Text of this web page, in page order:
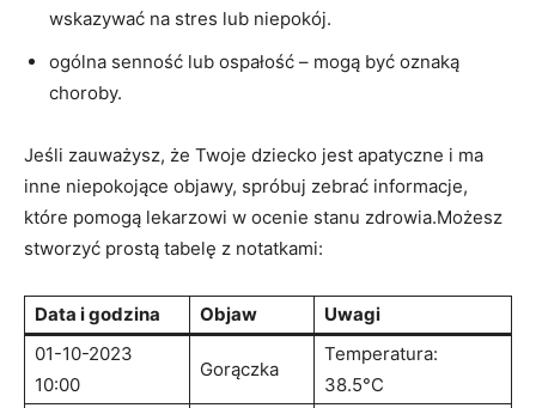
wskazywać na stres lub niepokój.
ogólna senność lub ospałość –‍ mogą być oznaką
choroby.
Jeśli ⁢zauważysz,⁣ że Twoje dziecko⁢ jest apatyczne i ma⁤
inne niepokojące objawy, spróbuj zebrać‍ informacje,
które pomogą lekarzowi w ocenie⁤ stanu zdrowia.Możesz
stworzyć prostą ​tabelę z notatkami:
Data i‌ godzina Objaw
Uwagi
01-10-2023⁤
10:00
Gorączka
Temperatura:
38.5°C